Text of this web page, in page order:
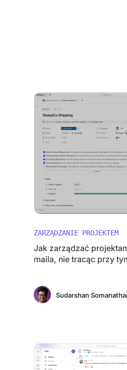
ZARZĄDZANIE PROJEKTEM
Jak zarządzać
maila, nie tracąc przy
Sudarshan